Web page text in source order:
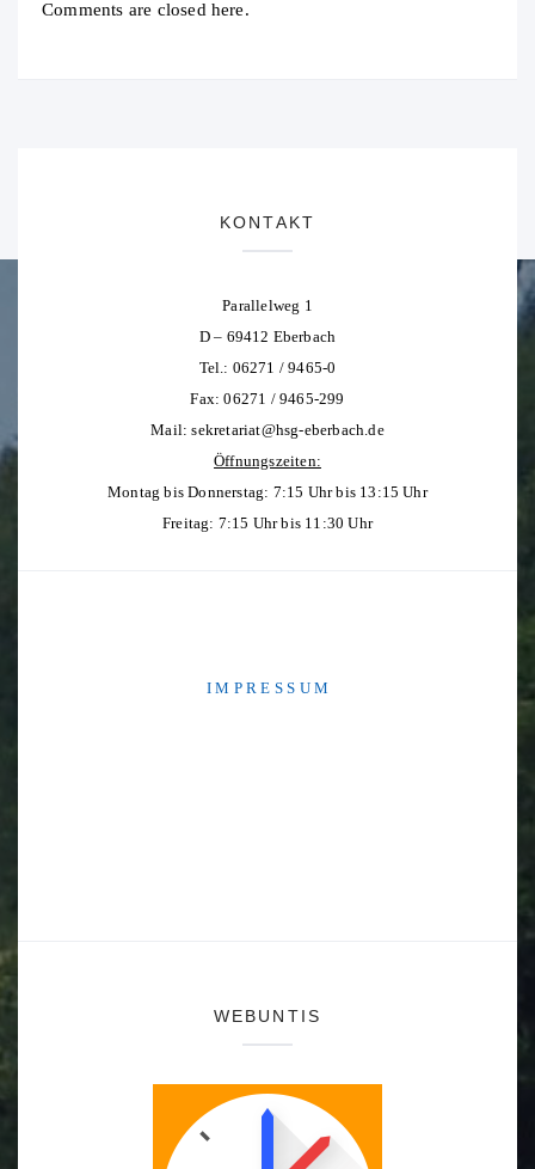
Comments are closed here.
KONTAKT
Parallelweg 1
D – 69412 Eberbach
Tel.: 06271 / 9465-0
Fax: 06271 / 9465-299
Mail:sekretariat@hsg-eberbach.de
Öffnungszeiten:
Montag bis Donnerstag: 7:15 Uhr bis 13:15 Uhr
Freitag: 7:15 Uhr bis 11:30 Uhr
I M P R E S S U M
WEBUNTIS